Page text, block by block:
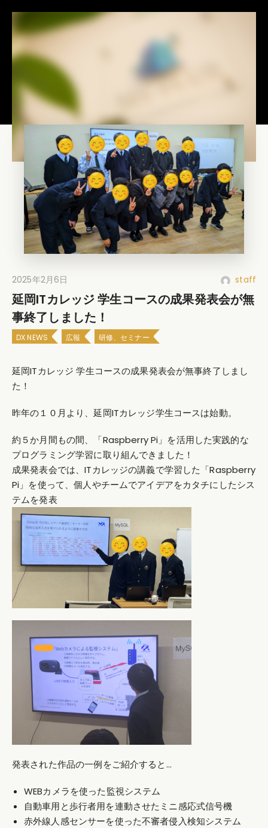
2025年2月6日 staff
延岡ITカレッジ 学生コースの成果発表会が無
事終了しました！
DX NEWS 広報 研修、セミナー
延岡ITカレッジ 学生コースの成果発表会が無事終了しまし
た！
昨年の１０月より、延岡ITカレッジ学生コースは始動。
約５か月間もの間、「Raspberry Pi」を活用した実践的な
プログラミング学習に取り組んできました！
成果発表会では、ITカレッジの講義で学習した「Raspberry
Pi 」を使って、個人やチームでアイデアをカタチにしたシス
テムを発表
発表された作品の一例をご紹介すると…
WEBカメラを使った監視システム
自動車用と歩行者用を連動させたミニ感応式信号機
赤外線人感センサーを使った不審者侵入検知システム